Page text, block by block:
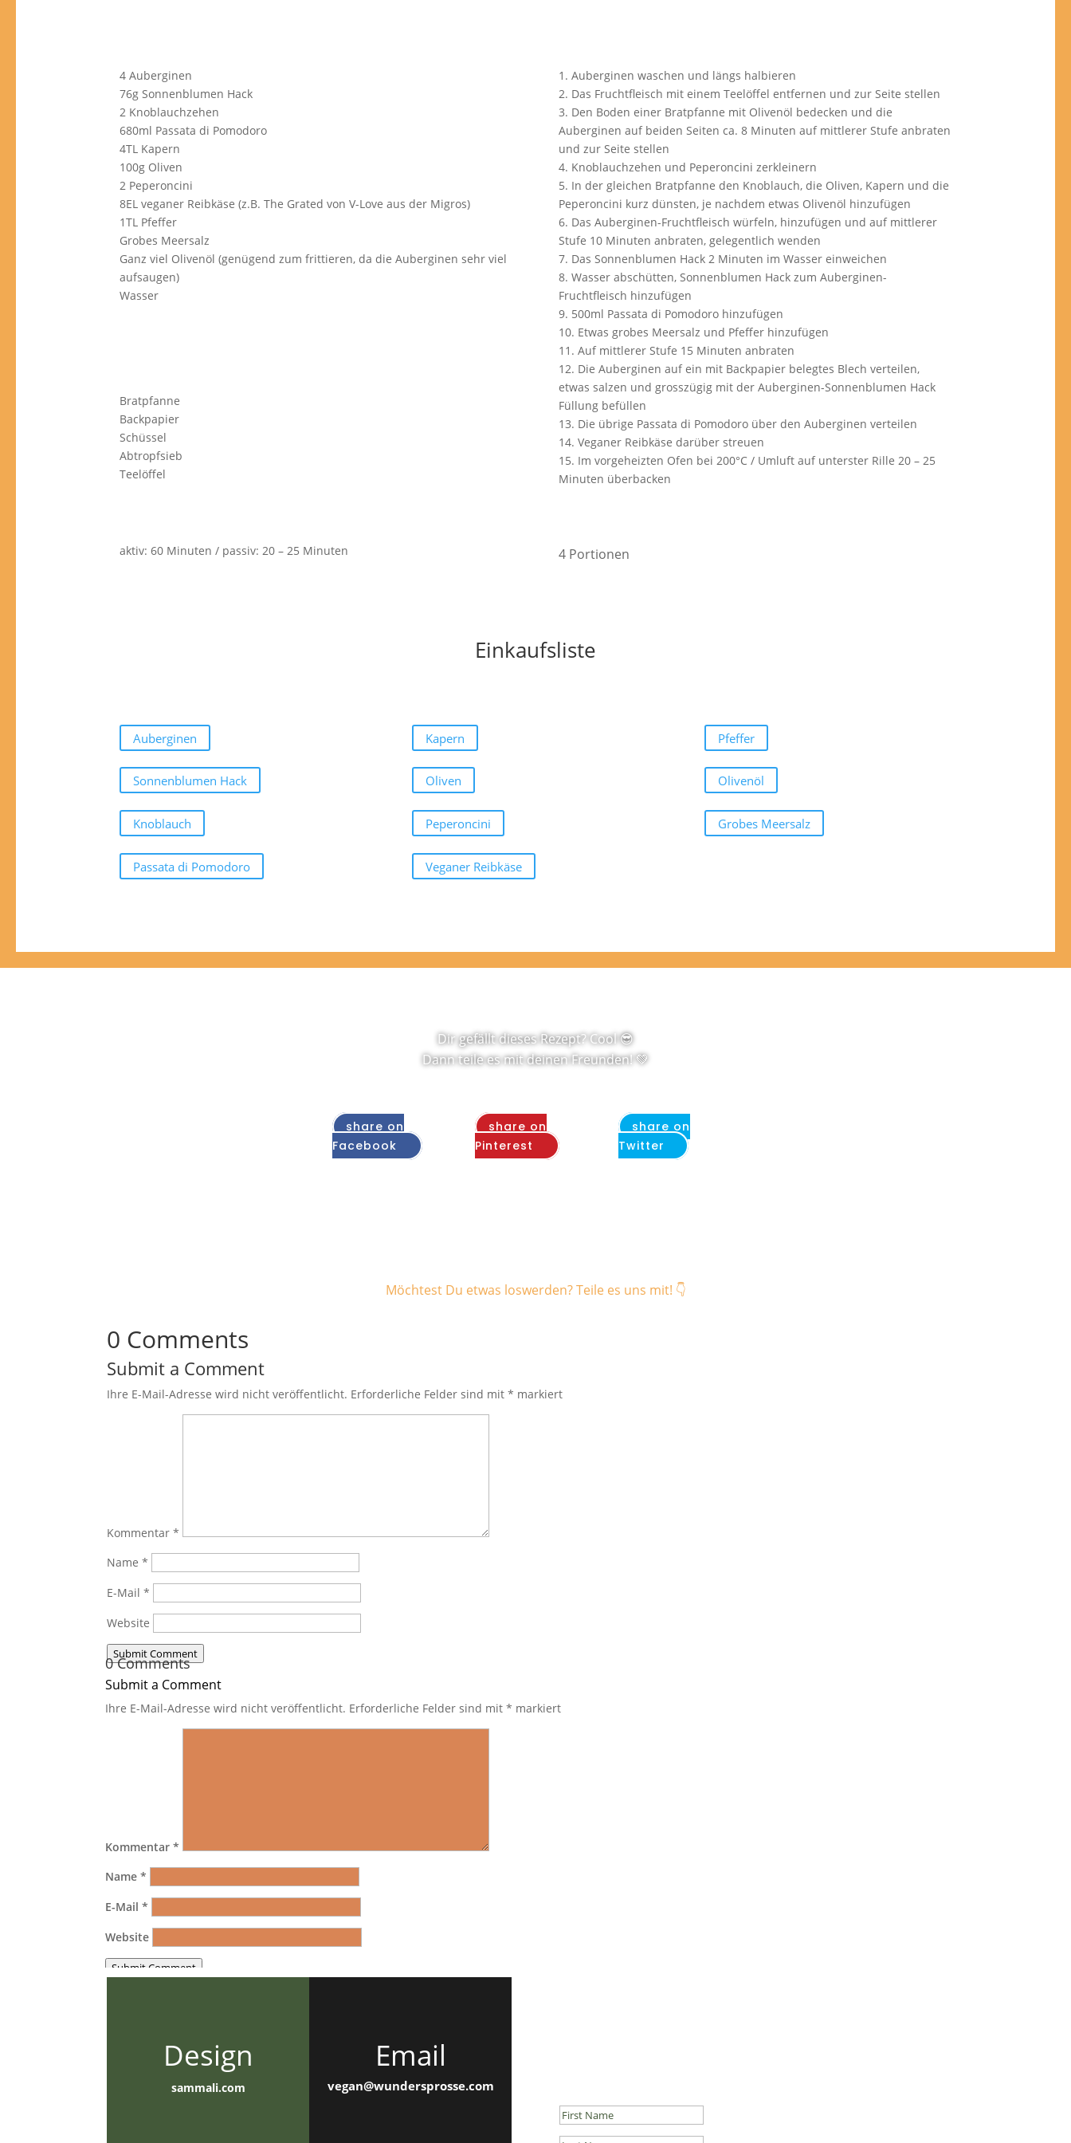
4 Auberginen
76g Sonnenblumen Hack
2 Knoblauchzehen
680ml Passata di Pomodoro
4TL Kapern
100g Oliven
2 Peperoncini
8EL veganer Reibkäse (z.B. The Grated von V-Love aus der Migros)
1TL Pfeffer
Grobes Meersalz
Ganz viel Olivenöl (genügend zum frittieren, da die Auberginen sehr viel
aufsaugen)
Wasser
Bratpfanne
Backpapier
Schüssel
Abtropfsieb
Teelöffel
aktiv: 60 Minuten / passiv: 20 – 25 Minuten
1. Auberginen waschen und längs halbieren
2. Das Fruchtfleisch mit einem Teelöffel entfernen und zur Seite stellen
3. Den Boden einer Bratpfanne mit Olivenöl bedecken und die
Auberginen auf beiden Seiten ca. 8 Minuten auf mittlerer Stufe anbraten
und zur Seite stellen
4. Knoblauchzehen und Peperoncini zerkleinern
5. In der gleichen Bratpfanne den Knoblauch, die Oliven, Kapern und die
Peperoncini kurz dünsten, je nachdem etwas Olivenöl hinzufügen
6. Das Auberginen-Fruchtfleisch würfeln, hinzufügen und auf mittlerer
Stufe 10 Minuten anbraten, gelegentlich wenden
7. Das Sonnenblumen Hack 2 Minuten im Wasser einweichen
8. Wasser abschütten, Sonnenblumen Hack zum Auberginen-
Fruchtfleisch hinzufügen
9. 500ml Passata di Pomodoro hinzufügen
10. Etwas grobes Meersalz und Pfeffer hinzufügen
11. Auf mittlerer Stufe 15 Minuten anbraten
12. Die Auberginen auf ein mit Backpapier belegtes Blech verteilen,
etwas salzen und grosszügig mit der Auberginen-Sonnenblumen Hack
Füllung befüllen
13. Die übrige Passata di Pomodoro über den Auberginen verteilen
14. Veganer Reibkäse darüber streuen
15. Im vorgeheizten Ofen bei 200°C / Umluft auf unterster Rille 20 – 25
Minuten überbacken
4 Portionen
Einkaufsliste
Auberginen
Sonnenblumen Hack
Knoblauch
Passata di Pomodoro
Kapern
Oliven
Peperoncini
Veganer Reibkäse
Pfeffer
Olivenöl
Grobes Meersalz
Dir gefällt dieses Rezept? Cool 😎
Dann teile es mit deinen Freunden! 💚
share on
Facebook
share on
Pinterest
share on
Twitter
Möchtest Du etwas loswerden? Teile es uns mit! 👇
0 Comments
Submit a Comment
Ihre E-Mail-Adresse wird nicht veröffentlicht. Erforderliche Felder sind mit* markiert
Kommentar*
Name*
E-Mail*
Website
Submit Comment
0 Comments
Submit a Comment
Ihre E-Mail-Adresse wird nicht veröffentlicht. Erforderliche Felder sind mit * markiert
Kommentar *
Name *
E-Mail *
Website
Submit Comment
Design
sammali.com
Email
vegan@wundersprosse.com